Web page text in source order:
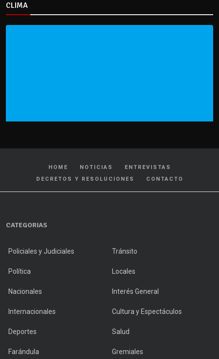
CLIMA
HOME NOTICIAS
ENTREVISTAS
DECRETOS Y RESOLUCIONES
CONTACTO
CATEGORIAS
Policiales y Judiciales Tránsito
Política Locales
Nacionales Interés General
Internacionales Cultura y Espectáculos
Deportes Salud
Farándula Gremiales